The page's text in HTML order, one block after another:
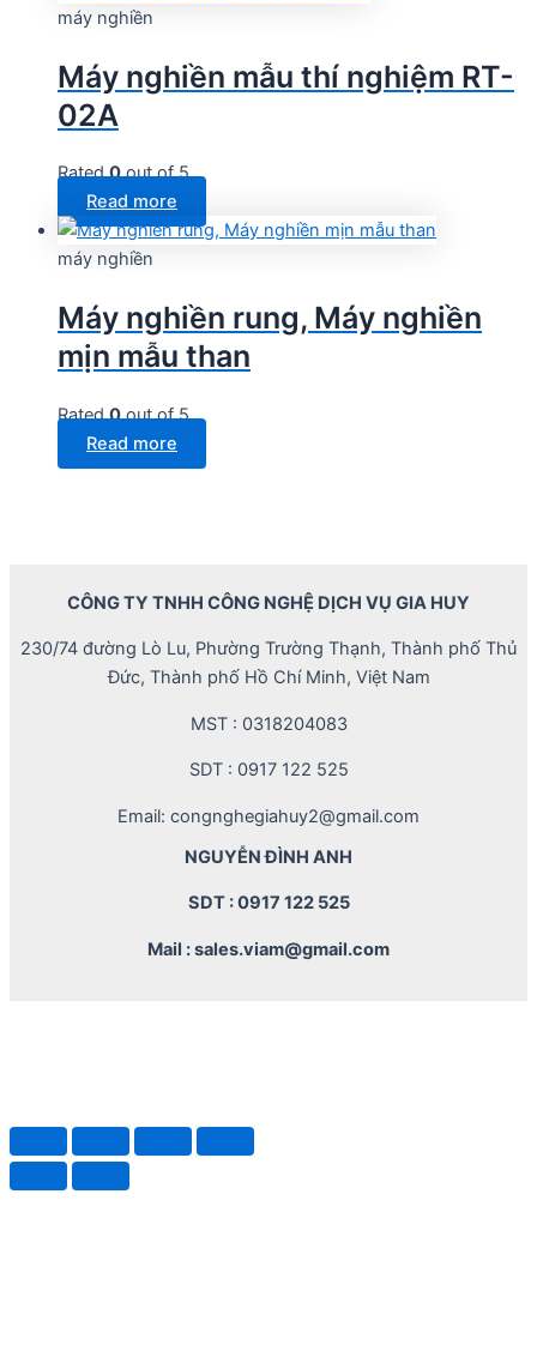
máy nghiền
Máy nghiền mẫu thí nghiệm RT-
02A
Rated0out of 5
Read more
máy nghiền
Máy nghiền rung, Máy nghiền
mịn mẫu than
Rated0out of 5
Read more
CÔNG TY TNHH CÔNG NGHỆ DỊCH VỤ GIA HUY
230/74 đường Lò Lu, Phường Trường Thạnh, Thành phố Thủ
Đức, Thành phố Hồ Chí Minh, Việt Nam
MST : 0318204083
SDT : 0917 122 525
Email: congnghegiahuy2@gmail.com
NGUYỄN ĐÌNH ANH
SDT : 0917 122 525
Mail : sales.viam@gmail.com